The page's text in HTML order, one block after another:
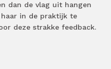
dan de vlag uit hangen
haar in de praktijk te
deze strakke feedback.